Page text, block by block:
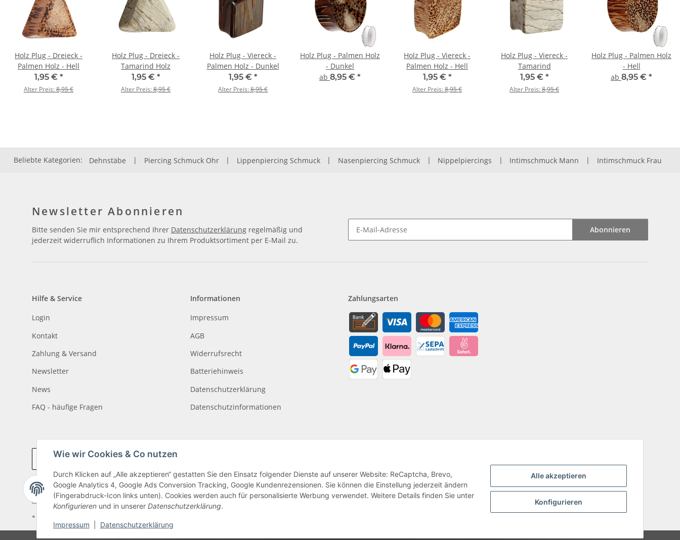
Alle akzeptieren
Konfigurieren
Wie wir Cookies & Co nutzen
Durch Klicken auf „Alle akzeptieren“ gestatten Sie den Einsatz folgender Dienste auf unserer Website: ReCaptcha, Brevo,
Google Analytics 4, Google Ads Conversion Tracking, Google Kundenrezensionen. Sie können die Einstellung jederzeit ändern
(Fingerabdruck-Icon links unten). Cookies werden auch für personalisierte Werbung verwendet. Weitere Details finden Sie unter
Konfigurieren und in unserer Datenschutzerklärung.
Impressum Datenschutzerklärung
Holz Plug - Dreieck -
Palmen Holz - Hell
1,95 € *
Alter Preis:8,95 €
Holz Plug - Dreieck -
Tamarind Holz
1,95 € *
Alter Preis:8,95 €
Holz Plug - Viereck -
Palmen Holz - Dunkel
1,95 € *
Alter Preis:8,95 €
Holz Plug - Palmen Holz
- Dunkel
ab 8,95 € *
Holz Plug - Viereck -
Palmen Holz - Hell
1,95 € *
Alter Preis:8,95 €
Holz Plug - Viereck -
Tamarind
1,95 € *
Alter Preis:8,95 €
Holz Plug - Palmen Holz
- Hell
ab 8,95 € *
Beliebte Kategorien: Dehnstäbe | Piercing Schmuck Ohr | Lippenpiercing Schmuck | Nasenpiercing Schmuck | Nippelpiercings | Intimschmuck Mann | Intimschmuck Frau
Newsletter Abonnieren
Bitte senden Sie mir entsprechend Ihrer Datenschutzerklärung regelmäßig und
jederzeit widerruflich Informationen zu Ihrem Produktsortiment per E-Mail zu.
Abonnieren
Hilfe & Service
Login
Kontakt
Zahlung & Versand
Newsletter
News
FAQ - häufige Fragen
Informationen
Impressum
AGB
Widerrufsrecht
Batteriehinweis
Datenschutzerklärung
Datenschutzinformationen
Zahlungsarten
Vertrag widerrufen
* Alle Preise inkl. gesetzlicher USt., zzgl.